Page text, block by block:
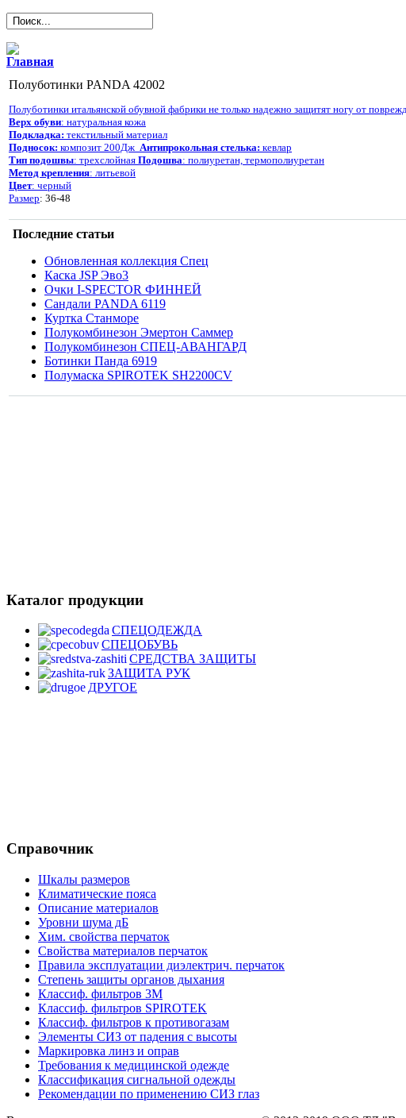
Главная
Полуботинки PANDA 42002
Полуботинки итальянской обувной фабрики не только надежно защитят ногу от
Верх обуви: натуральная кожа
Подкладка: текстильный материал
Подносок: композит 200Дж Антипрокольная стелька: кевлар
Тип подошвы: трехслойная Подошва: полиуретан, термополиуретан
Метод крепления: литьевой
Цвет: черный
Размер: 36-48
Последние статьи
Обновленная коллекция Спец
Каска JSP Эво3
Очки I-SPECTOR ФИННЕЙ
Сандали PANDA 6119
Куртка Станморе
Полукомбинезон Эмертон Саммер
Полукомбинезон СПЕЦ-АВАНГАРД
Ботинки Панда 6919
Полумаска SPIROTEK SH2200СV
Каталог продукции
СПЕЦОДЕЖДА
СПЕЦОБУВЬ
СРЕДСТВА ЗАЩИТЫ
ЗАЩИТА РУК
ДРУГОЕ
Справочник
Шкалы размеров
Климатические пояса
Описание материалов
Уровни шума дБ
Хим. свойства перчаток
Свойства материалов перчаток
Правила эксплуатации диэлектрич. перчаток
Степень защиты органов дыхания
Классиф. фильтров 3М
Классиф. фильтров SPIROTEK
Классиф. фильтров к противогазам
Элементы СИЗ от падения с высоты
Маркировка линз и оправ
Требования к медицинской одежде
Классификация сигнальной одежды
Рекомендации по применению СИЗ глаз